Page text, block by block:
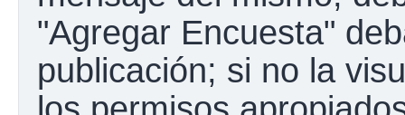
"Agregar Encuesta"
publicación; si no la